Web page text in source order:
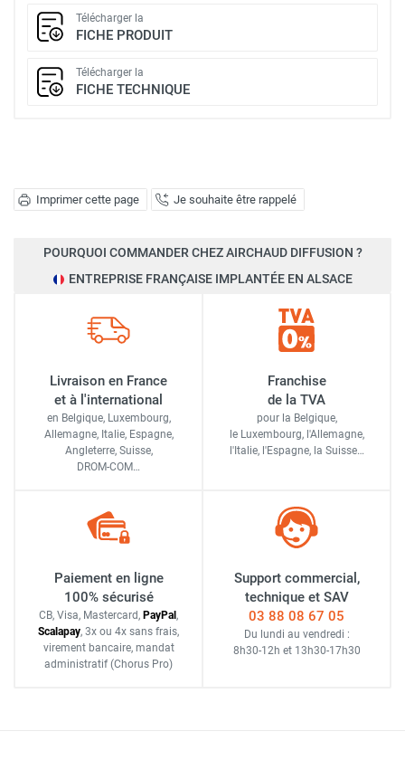
Imprimer cette page Je souhaite être rappelé
Télécharger la
FICHE PRODUIT
Télécharger la
FICHE TECHNIQUE
POURQUOI COMMANDER CHEZ AIRCHAUD DIFFUSION ?
ENTREPRISE FRANÇAISE IMPLANTÉE EN ALSACE
Livraison en France
et à l'international
en Belgique, Luxembourg,
Allemagne, Italie, Espagne,
Angleterre, Suisse,
DROM-COM…
Franchise
de la TVA
pour la Belgique,
le Luxembourg, l'Allemagne,
l'Italie, l'Espagne, la Suisse…
Paiement en ligne
100% sécurisé
CB, Visa, Mastercard, PayPal ,
Scalapay, 3x ou 4x sans frais,
virement bancaire, mandat
administratif (Chorus Pro)
Support commercial,
technique et SAV
03 88 08 67 05
Du lundi au vendredi :
8h30-12h et 13h30-17h30